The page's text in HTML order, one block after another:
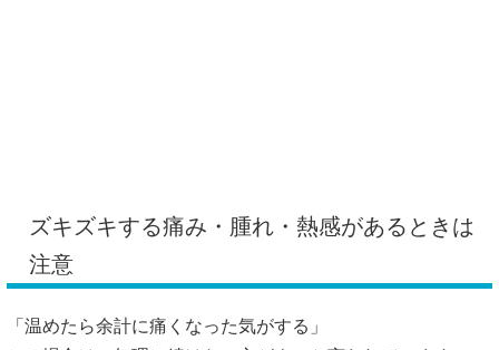
ズキズキする痛み・腫れ・熱感があるときは
注意
「温めたら余計に痛くなった気がする」